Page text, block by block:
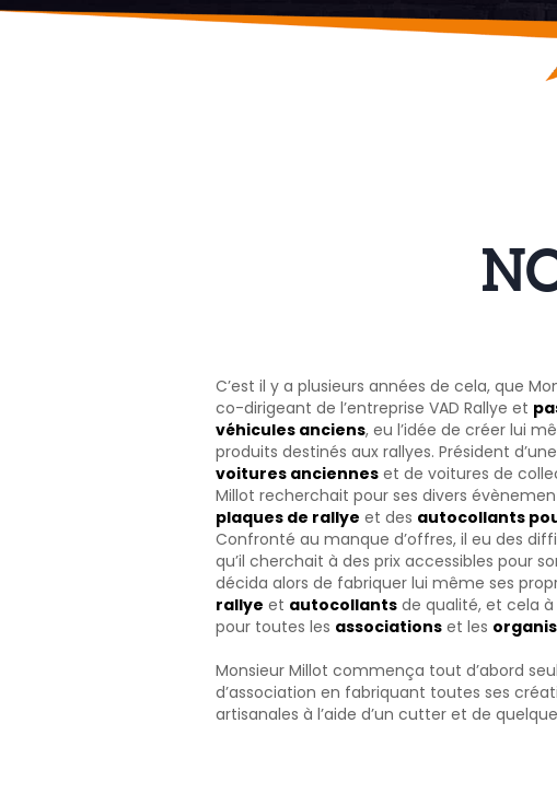
C’est il y a plusieurs années de cela, que
co-dirigeant de l’entreprise VAD Rallye et
véhicules anciens, eu l’idée de créer lui
produits destinés aux rallyes. Président
voitures anciennes et de voitures de
Millot recherchait pour ses divers
plaques de rallye et des autocollants
Confronté au manque d’offres, il eu des
qu’il cherchait à des prix accessibles pour
décida alors de fabriquer lui même ses
rallye et autocollants de qualité, et cela
pour toutes les associations et les
Monsieur Millot commença tout d’abord
d’association en fabriquant toutes ses
artisanales à l’aide d’un cutter et de